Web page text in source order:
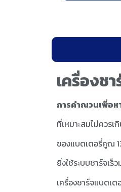
เครื่องช
การคำณวนเพื่อห
ที่เหมาะสมไม่ควร
ของแบตเตอรี่คูณ
ยิ่งใช้ระบบชาร์จเร็
เครื่องชาร์จแบตเต